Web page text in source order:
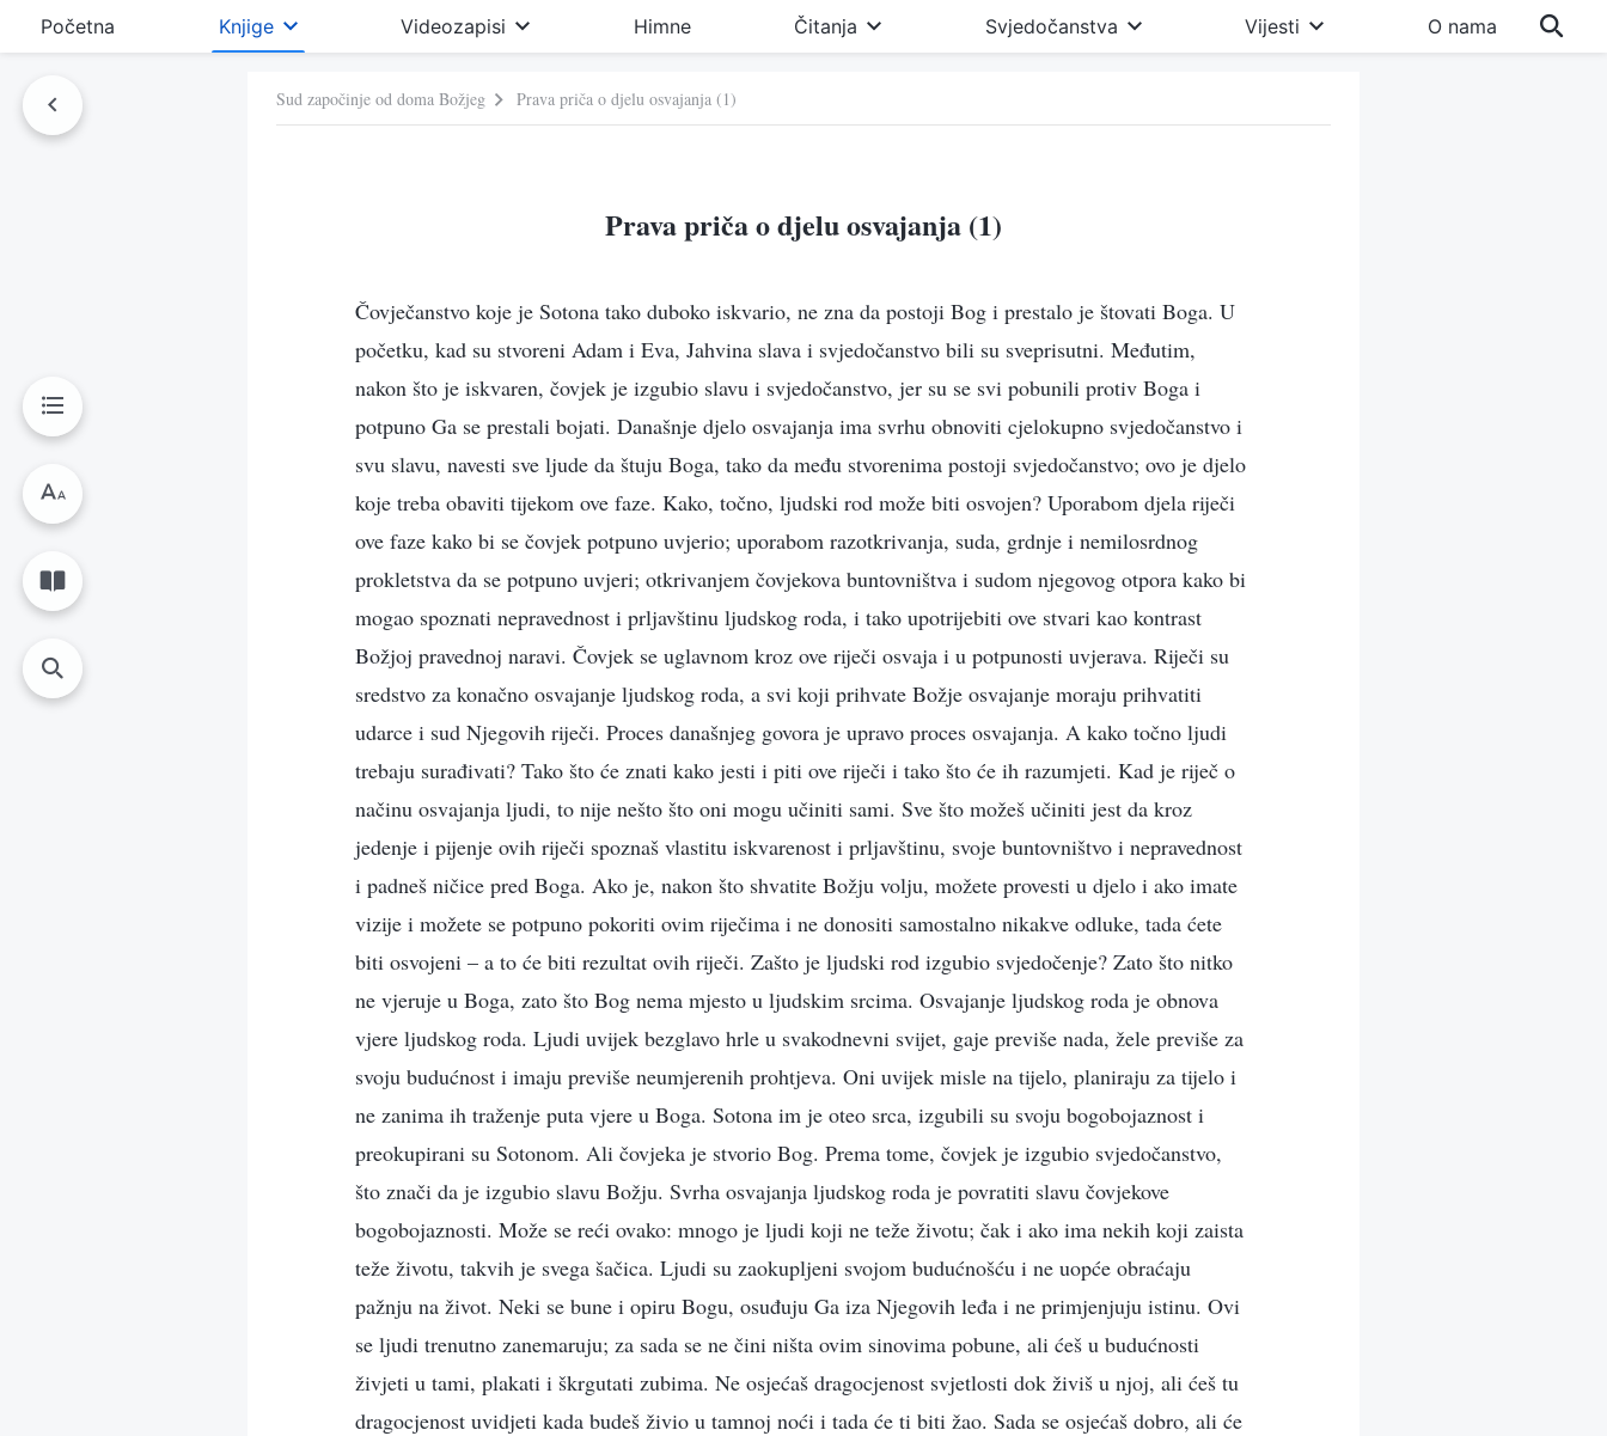
Početna Knjige Videozapisi Himne Čitanja Svjedočanstva Vijesti O nama
Sud započinje od doma Božjeg Prava priča o djelu osvajanja (1)
Prava priča o djelu osvajanja (1)
Čovječanstvo koje je Sotona tako duboko iskvario, ne zna da postoji Bog i prestalo je štovati Boga. U
početku, kad su stvoreni Adam i Eva, Jahvina slava i svjedočanstvo bili su sveprisutni. Međutim,
nakon što je iskvaren, čovjek je izgubio slavu i svjedočanstvo, jer su se svi pobunili protiv Boga i
potpuno Ga se prestali bojati. Današnje djelo osvajanja ima svrhu obnoviti cjelokupno svjedočanstvo i
svu slavu, navesti sve ljude da štuju Boga, tako da među stvorenima postoji svjedočanstvo; ovo je djelo
koje treba obaviti tijekom ove faze. Kako, točno, ljudski rod može biti osvojen? Uporabom djela riječi
ove faze kako bi se čovjek potpuno uvjerio; uporabom razotkrivanja, suda, grdnje i nemilosrdnog
prokletstva da se potpuno uvjeri; otkrivanjem čovjekova buntovništva i sudom njegovog otpora kako bi
mogao spoznati nepravednost i prljavštinu ljudskog roda, i tako upotrijebiti ove stvari kao kontrast
Božjoj pravednoj naravi. Čovjek se uglavnom kroz ove riječi osvaja i u potpunosti uvjerava. Riječi su
sredstvo za konačno osvajanje ljudskog roda, a svi koji prihvate Božje osvajanje moraju prihvatiti
udarce i sud Njegovih riječi. Proces današnjeg govora je upravo proces osvajanja. A kako točno ljudi
trebaju surađivati? Tako što će znati kako jesti i piti ove riječi i tako što će ih razumjeti. Kad je riječ o
načinu osvajanja ljudi, to nije nešto što oni mogu učiniti sami. Sve što možeš učiniti jest da kroz
jedenje i pijenje ovih riječi spoznaš vlastitu iskvarenost i prljavštinu, svoje buntovništvo i nepravednost
i padneš ničice pred Boga. Ako je, nakon što shvatite Božju volju, možete provesti u djelo i ako imate
vizije i možete se potpuno pokoriti ovim riječima i ne donositi samostalno nikakve odluke, tada ćete
biti osvojeni – a to će biti rezultat ovih riječi. Zašto je ljudski rod izgubio svjedočenje? Zato što nitko
ne vjeruje u Boga, zato što Bog nema mjesto u ljudskim srcima. Osvajanje ljudskog roda je obnova
vjere ljudskog roda. Ljudi uvijek bezglavo hrle u svakodnevni svijet, gaje previše nada, žele previše za
svoju budućnost i imaju previše neumjerenih prohtjeva. Oni uvijek misle na tijelo, planiraju za tijelo i
ne zanima ih traženje puta vjere u Boga. Sotona im je oteo srca, izgubili su svoju bogobojaznost i
preokupirani su Sotonom. Ali čovjeka je stvorio Bog. Prema tome, čovjek je izgubio svjedočanstvo,
što znači da je izgubio slavu Božju. Svrha osvajanja ljudskog roda je povratiti slavu čovjekove
bogobojaznosti. Može se reći ovako: mnogo je ljudi koji ne teže životu; čak i ako ima nekih koji zaista
teže životu, takvih je svega šačica. Ljudi su zaokupljeni svojom budućnošću i ne uopće obraćaju
pažnju na život. Neki se bune i opiru Bogu, osuđuju Ga iza Njegovih leđa i ne primjenjuju istinu. Ovi
se ljudi trenutno zanemaruju; za sada se ne čini ništa ovim sinovima pobune, ali ćeš u budućnosti
živjeti u tami, plakati i škrgutati zubima. Ne osjećaš dragocjenost svjetlosti dok živiš u njoj, ali ćeš tu
dragocjenost uvidjeti kada budeš živio u tamnoj noći i tada će ti biti žao. Sada se osjećaš dobro, ali će